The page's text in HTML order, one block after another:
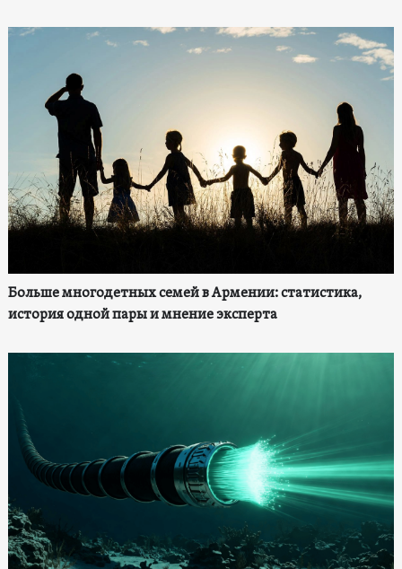
Больше многодетных семей в Армении: статистика,
история одной пары и мнение эксперта